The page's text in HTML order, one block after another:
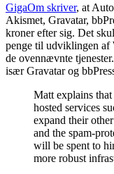
GigaOm skriver, at
Akismet, Gravatar,
kroner efter sig. Det
penge til udviklingen af
de ovennævnte
især Gravatar og
Matt explains
hosted services
expand their
and the spam-
will be spent to
more robust